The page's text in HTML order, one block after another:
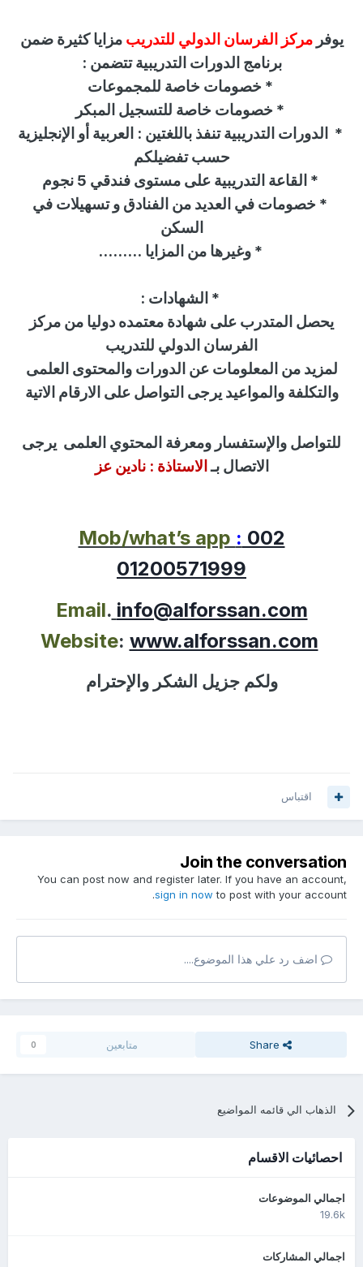
يوفر مركز الفرسان الدولي للتدريب مزايا كثيرة ضمن
برنامج الدورات التدريبية تتضمن :
* خصومات خاصة للمجموعات
* خصومات خاصة للتسجيل المبكر
*
الدورات التدريبية تنفذ باللغتين : العربية أو الإنجليزية
حسب تفضيلكم
*
القاعة التدريبية على مستوى فندقي 5 نجوم
* خصومات في العديد من الفنادق و تسهيلات في
السكن
* وغيرها من المزايا .........
* الشهادات
يحصل المتدرب على شهادة معتمده دوليا من مركز
الفرسان الدولي للتدريب
لمزيد من المعلومات عن الدورات والمحتوى العلمى
والتكلفة والمواعيد يرجى التواصل على الارقام الاتية
للتواصل والإستفسار ومعرفة المحتوي العلمى
يرجى
الاتصال بـالاستاذة : نادين عز
Mob/what’s app: 002
01200571999
Email. info@alforssan.com
Website:www.alforssan.com
ولكم جزيل الشكر والإحترام
اقتباس
Join the conversation
You can post now and register later. If you have an account,
sign in nowto post with your account.
اضف رد علي هذا الموضوع....
Share متابعين 0
الذهاب الي قائمه المواضيع
احصائيات الاقسام
اجمالي الموضوعات
19.6k
اجمالي المشاركات